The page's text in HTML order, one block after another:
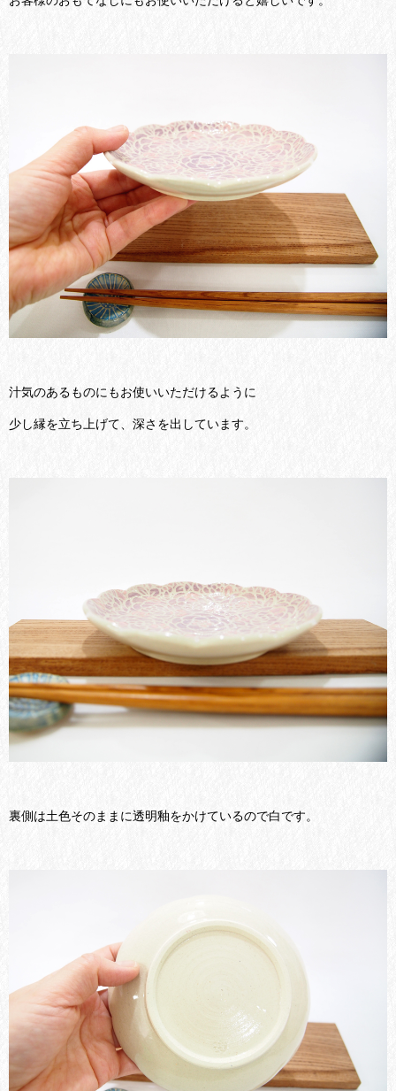
汁気のあるものにもお使いいただけるように
少し縁を立ち上げて、深さを出しています。
裏側は土色そのままに透明釉をかけているので白です。